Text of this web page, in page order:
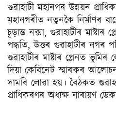
গুৱাহাটী মহানগৰ উন্নয়ন
মহানগৰীত নতুনকৈ নিৰ্মাণৰ
চূড়ান্ত নক্সা, গুৱাহাটীৰ মাষ্টাৰ
পদ্ধতি, উত্তৰ গুৱাহাটীৰ নগৰ
গুৱাহাটীৰ মাষ্টাৰ প্লেনত ভূমিৰ
দিয়া কেবিনেট স্মাৰকৰ
সামৰি লোৱা হয়। বৈঠকত
প্ৰাধিকৰণৰ অধ্যক্ষ নাৰায়ণ